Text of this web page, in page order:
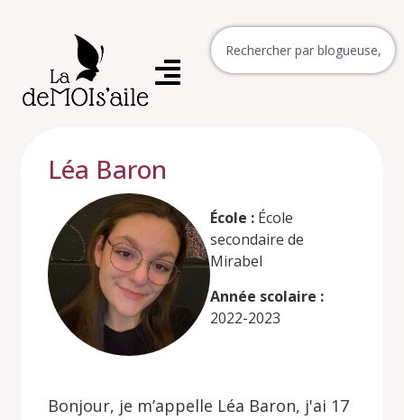
Léa Baron
École : École
secondaire de
Mirabel
Année scolaire :
2022-2023
Bonjour, je m’appelle Léa Baron, j'ai 17